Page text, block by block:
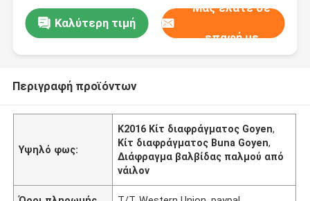
Καλύτερη τιμή
Μας ελάτε σε
επαφή με
Περιγραφή προϊόντων
Υψηλό φως:
K2016 Κίτ διαφράγματος Goyen,
Κίτ διαφράγματος Buna Goyen,
Διάφραγμα βαλβίδας παλμού από
νάιλον